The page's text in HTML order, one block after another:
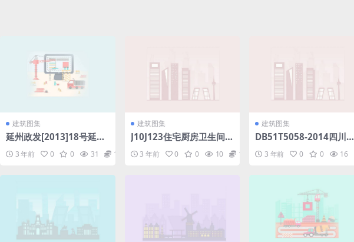
建筑图集
延州政发[2013]18号延边
州人民政府关于推进特色
城镇化省级示范城镇建设
3 年前 0 0 31 1.98
建筑图集
J10J123住宅厨房卫生间Z
DA防火型排气道.pdf
3 年前 0 0 10 1.98
建筑图集
DB51T5058-2014四川抗
震设防超限高层建筑工程
界定标准.pdf
3 年前 0 0 16